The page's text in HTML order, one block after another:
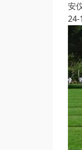
安
24-